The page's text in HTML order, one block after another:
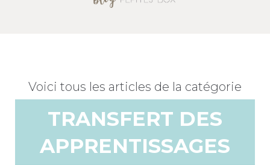
Voici tous les articles de la catégorie
TRANSFERT DES
APPRENTISSAGES